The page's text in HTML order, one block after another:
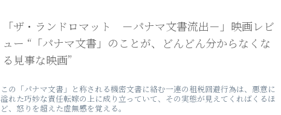
「ザ・ランドロマット －パナマ文書流出－」映画レビ
ュー “「パナマ文書」のことが、どんどん分からなくな
る見事な映画”
この「パナマ文書」と称される機密文書に絡む一連の租税回避行為は、悪意に
溢れた巧妙な責任転嫁の上に成り立っていて、その実態が見えてくればくるほ
ど、怒りを超えた虚無感を覚える。